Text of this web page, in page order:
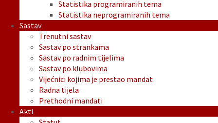
Statistika programiranih tema
Statistika neprogramiranih tema
Sastav
Trenutni sastav
Sastav po strankama
Sastav po radnim tijelima
Sastav po klubovima
Vijećnici kojima je prestao mandat
Radna tijela
Prethodni mandati
Akti